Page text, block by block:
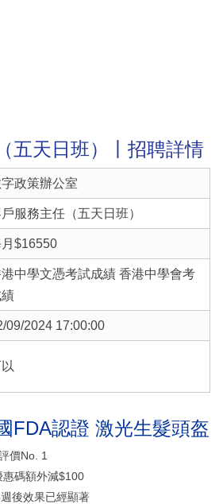
五天日班）丨招聘詳情
政策辦公室
服務主任（五天日班）
$16550
中學文憑考試成績 香港中學會考
績
09/2024 17:00:00
FDA認證 激光生髮頭盔
價No. 1
碼額外減$100
後效果已經顯著